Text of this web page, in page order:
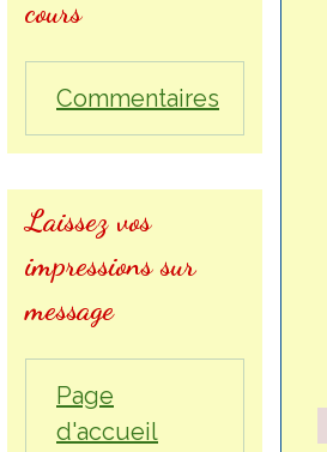
cours
Commentaires
Laissez vos
impressions sur
message
Page
d'accueil